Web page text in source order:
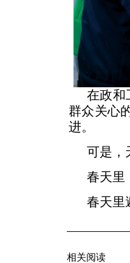
在政和
群众关心
进。
可是，
春天里
春天里
相关阅读